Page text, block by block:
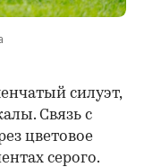
силуэт,
Связь с
цветовое
серого.